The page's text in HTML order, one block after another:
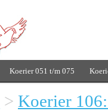
Koerier 051 t/m 075
> Koerier